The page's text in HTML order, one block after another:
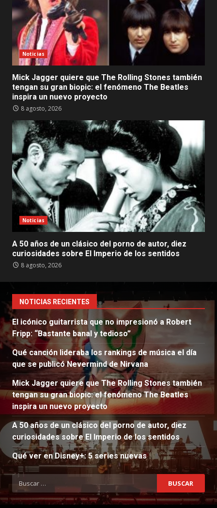
Noticias
Mick Jagger quiere que The Rolling Stones también
tengan su gran biopic: el fenómeno The Beatles
inspira un nuevo proyecto
8 agosto, 2026
Noticias
A 50 años de un clásico del porno de autor, diez
curiosidades sobre El Imperio de los sentidos
8 agosto, 2026
NOTICIAS RECIENTES
El icónico guitarrista que no impresionó a Robert
Fripp: “Bastante banal y tedioso”
Qué canción lideraba los rankings de música el día
que se publicó Nevermind de Nirvana
Mick Jagger quiere que The Rolling Stones también
tengan su gran biopic: el fenómeno The Beatles
inspira un nuevo proyecto
A 50 años de un clásico del porno de autor, diez
curiosidades sobre El Imperio de los sentidos
Qué ver en Disney+: 5 series nuevas
Buscar: